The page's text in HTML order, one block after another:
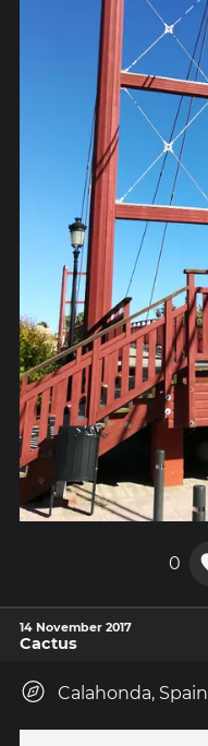
0
14 November 2017
Cactus
Calahonda, Spain